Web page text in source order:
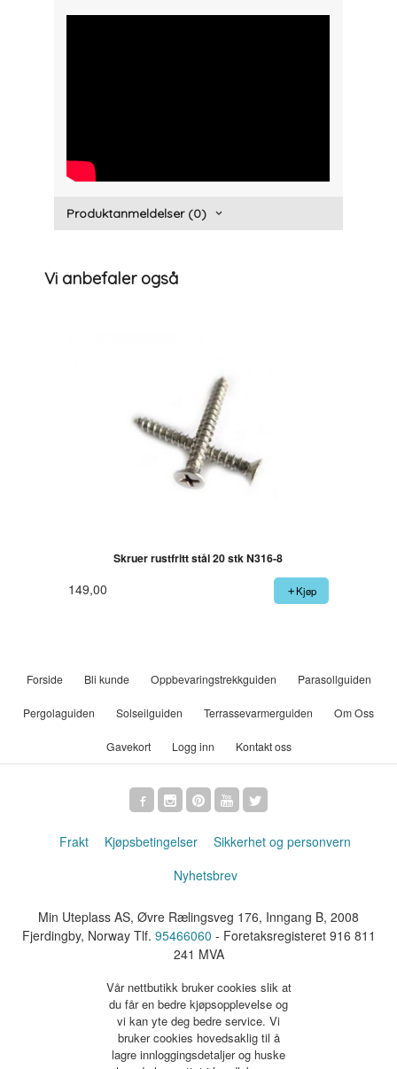
" width="300" height="150">
Produktanmeldelser (0)
Vi anbefaler også
Skruer rustfritt stål 20 stk N316-8
149,00 Kjøp
Forside Bli kunde Oppbevaringstrekkguiden Parasollguiden
Pergolaguiden Solseilguiden Terrassevarmerguiden Om Oss
Gavekort Logg inn Kontakt oss
Frakt Kjøpsbetingelser
Sikkerhet og personvern
Nyhetsbrev
Min Uteplass AS, Øvre Rælingsveg 176, Inngang B, 2008
Fjerdingby, Norway Tlf. 95466060 - Foretaksregisteret 916 811
241 MVA
Vår nettbutikk bruker cookies slik at
du får en bedre kjøpsopplevelse og
vi kan yte deg bedre service. Vi
bruker cookies hovedsaklig til å
lagre innloggingsdetaljer og huske